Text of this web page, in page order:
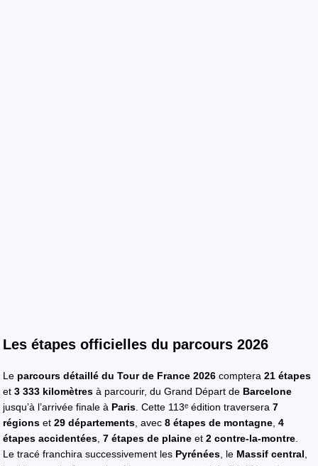
Les étapes officielles du parcours 2026
Le parcours détaillé du Tour de France 2026 comptera 21 étapes
et 3 333 kilomètres à parcourir, du Grand Départ de Barcelone
jusqu’à l’arrivée finale à Paris . Cette 113ᵉ édition traversera 7
régions et 29 départements , avec 8 étapes de montagne 4
étapes accidentées 7 étapes de plaine et 2 contre-la-montre
Le tracé franchira successivement les Pyrénées , le Massif central